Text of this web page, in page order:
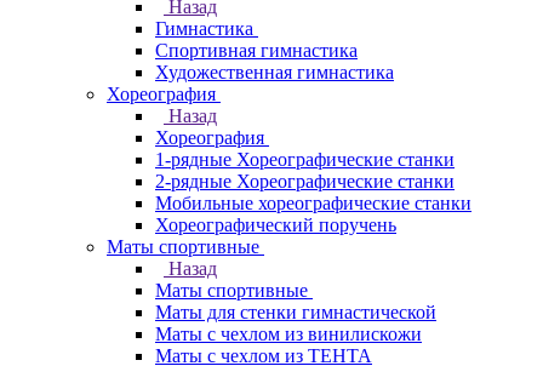
Назад
Гимнастика
Спортивная гимнастика
Художественная гимнастика
Хореография
Назад
Хореография
1-рядные Хореографические станки
2-рядные Хореографические станки
Мобильные хореографические станки
Хореографический поручень
Маты спортивные
Назад
Маты спортивные
Маты для стенки гимнастической
Маты с чехлом из винилискожи
Маты с чехлом из ТЕНТА